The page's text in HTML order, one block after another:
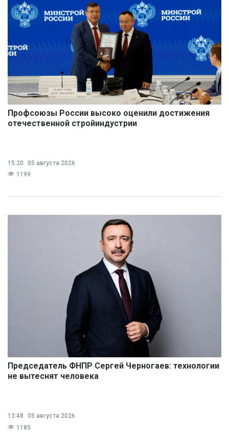
Профсоюзы России высоко оценили достижения
отечественной стройиндустрии
15:20
05 августа 2026
1199
Председатель ФНПР Сергей Черногаев: технологии
не вытеснят человека
13:48
05 августа 2026
1185